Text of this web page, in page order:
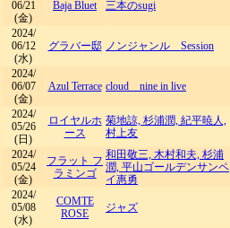
06/21
(金)
Baja Bluet 三本のsugi
2024/
06/12
(水)
グラバー邸 ノンジャンル Session
2024/
06/07
(金)
Azul Terrace cloud nine in live
2024/
05/26
(日)
ロイヤルホ
ース
菊地諒, 杉浦潤, 紀平暁人,
村上友
2024/
05/24
(金)
フラット フ
ラミンゴ
和田敬三, 木村和夫, 杉浦
潤, 平山ゴールデンサンペ
イ惠勇
2024/
05/08
(水)
COMTE
ROSE
ジャズ